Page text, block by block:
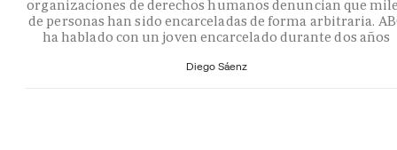
organizaciones de derechos humanos denuncian que
de personas han sido encarceladas de forma arbitraria.
ha hablado con un joven encarcelado durante dos años
Diego Sáenz